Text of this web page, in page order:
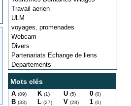
Travail aerien
ULM
voyages, promenades
Webcam
Divers
Partenariats Echange de liens
Departements
Mots clés
A (89)
B (33)
K (1)
L (27)
U (5)
V (28)
0 (0)
1 (0)